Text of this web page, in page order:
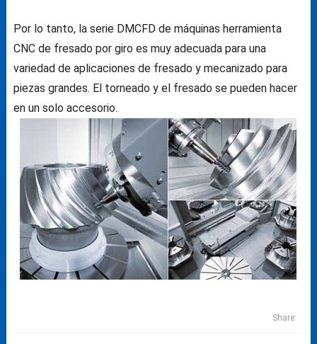
Por lo tanto, la serie DMCFD de máquinas herramienta
CNC de fresado por giro es muy adecuada para una
variedad de aplicaciones de fresado y mecanizado para
piezas grandes. El torneado y el fresado se pueden hacer
en un solo accesorio.
Share: